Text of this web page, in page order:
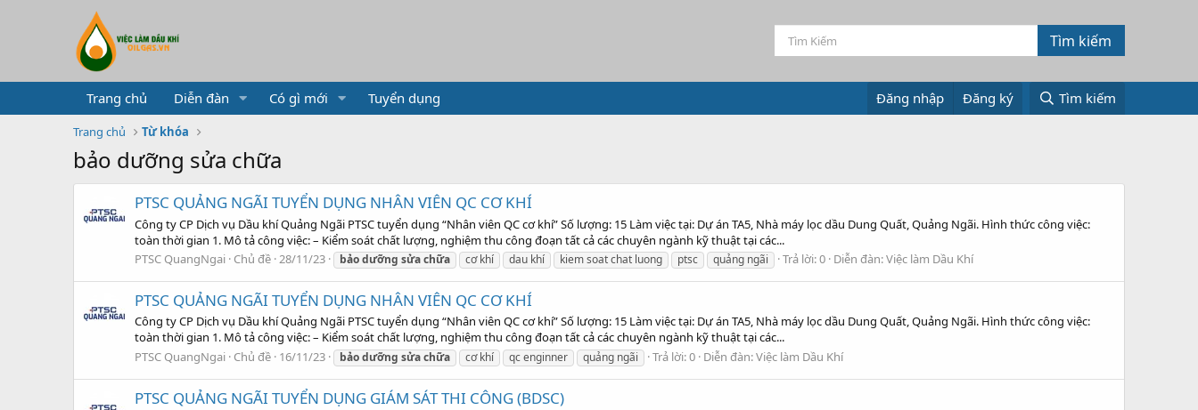
Trang chủ Diễn đàn Có gì mới Tuyển dụng Đăng nhập Đăng ký Tìm kiếm
Trang chủ Từ khóa
bảo dưỡng sửa chữa
PTSC QUẢNG NGÃI TUYỂN DỤNG NHÂN VIÊN QC CƠ KHÍ
Công ty CP Dịch vụ Dầu khí Quảng Ngãi PTSC tuyển dụng “Nhân viên QC cơ khí” Số lượng: 15 Làm việc tại: Dự án TA5, Nhà máy lọc dầu Dung Quất, Quảng Ngãi. Hình thức công việc:
toàn thời gian 1. Mô tả công việc: – Kiểm soát chất lượng, nghiệm thu công đoạn tất cả các chuyên ngành kỹ thuật tại các...
PTSC QuangNgai Chủ đề 28/11/23 bảodưỡng sửachữa cơ khí dau khí kiem soat chat luong ptsc quảng ngãi Trả lời: 0 Diễn đàn:Việc làm Dầu Khí
PTSC QUẢNG NGÃI TUYỂN DỤNG NHÂN VIÊN QC CƠ KHÍ
Công ty CP Dịch vụ Dầu khí Quảng Ngãi PTSC tuyển dụng “Nhân viên QC cơ khí” Số lượng: 15 Làm việc tại: Dự án TA5, Nhà máy lọc dầu Dung Quất, Quảng Ngãi. Hình thức công việc:
toàn thời gian 1. Mô tả công việc: – Kiểm soát chất lượng, nghiệm thu công đoạn tất cả các chuyên ngành kỹ thuật tại các...
PTSC QuangNgai Chủ đề 16/11/23 bảodưỡng sửachữa cơ khí qc enginner quảng ngãi Trả lời: 0 Diễn đàn:Việc làm Dầu Khí
PTSC QUẢNG NGÃI TUYỂN DỤNG GIÁM SÁT THI CÔNG (BDSC)